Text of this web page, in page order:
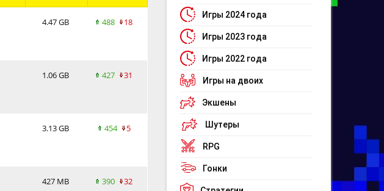
4.47 GB 488 18
1.06 GB 427 31
3.13 GB 454 5
427 MB 390 32
Игры 2024 года
Игры 2023 года
Игры 2022 года
Игры на двоих
Экшены
Шутеры
RPG
Гонки